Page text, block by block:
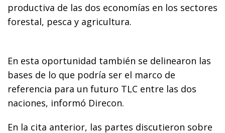
productiva de las dos economías en los sectores
forestal, pesca y agricultura.
En esta oportunidad también se delinearon las
bases de lo que podría ser el marco de
referencia para un futuro TLC entre las dos
naciones, informó Direcon.
En la cita anterior, las partes discutieron sobre